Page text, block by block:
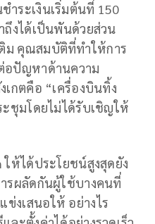
ำระเงินเริ่มต้นที่ 150
ถึงได้เป็นพันด้วยส่วน
ม คุณสมบัติที่ทำให้การ
อปัญหาด้านความ
กตคือ “เครื่องบินทิ้ง
ชุมโดยไม่ได้รับเชิญให้
ห้ได้ประโยชน์สูงสุดยัง
รผลัดกันผู้ใช้บางคนที่
งเสนอให้ อย่างไร